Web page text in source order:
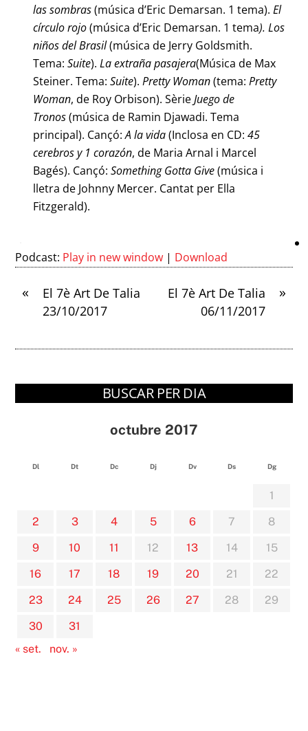
las sombras(música d’Eric Demarsan. 1 tema). El
círculo rojo(música d’Eric Demarsan. 1 tema). Los
niños del Brasil(música de Jerry Goldsmith.
Tema: Suite). La extraña pasajera(Música de Max
Steiner. Tema: Suite). Pretty Woman(tema: Pretty
Woman, de Roy Orbison). SèrieJuego de
Tronos(música de Ramin Djawadi. Tema
principal). Cançó:Ala vida(Inclosa en CD: 45
cerebros y 1 corazón, de Maria Arnal i Marcel
Bagés). Cançó: Something Gotta Give(música i
lletra de Johnny Mercer. Cantat per Ella
Fitzgerald).
Podcast: Play in new window | Download
«
El 7è Art De Talia
23/10/2017
»
El 7è Art De Talia
06/11/2017
BUSCAR PER DIA
octubre 2017
Dl Dt Dc Dj Dv Ds Dg
1
2
3 4 5 6 7
8
9
10 11 12 13 14
15
16
17 18 19 20 21
22
23
24 25 26 27 28
29
30
31
« set.
nov. »